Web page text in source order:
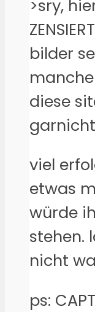
>sry,
bilder
diese
viel
etwas
würde
stehen.
nicht
ps: